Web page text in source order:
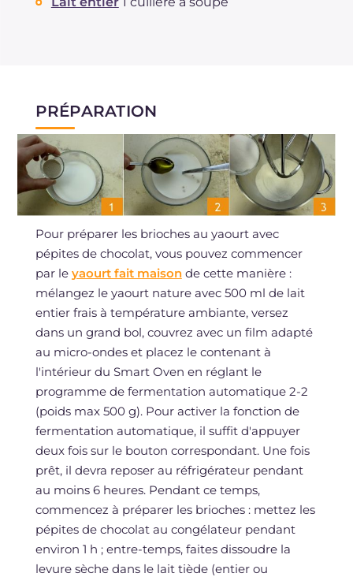
PRÉPARATION
Pour préparer les brioches au yaourt avec
pépites de chocolat, vous pouvez commencer
par le yaourt fait maisonde cette manière :
mélangez le yaourt nature avec 500 ml de lait
entier frais à température ambiante, versez
dans un grand bol, couvrez avec un film adapté
au micro-ondes et placez le contenant à
l'intérieur du Smart Oven en réglant le
programme de fermentation automatique 2-2
(poids max 500 g). Pour activer la fonction de
fermentation automatique, il suffit d'appuyer
deux fois sur le bouton correspondant. Une fois
prêt, il devra reposer au réfrigérateur pendant
au moins 6 heures. Pendant ce temps,
commencez à préparer les brioches : mettez les
pépites de chocolat au congélateur pendant
environ 1 h ; entre-temps, faites dissoudre la
levure sèche dans le lait tiède (entier ou